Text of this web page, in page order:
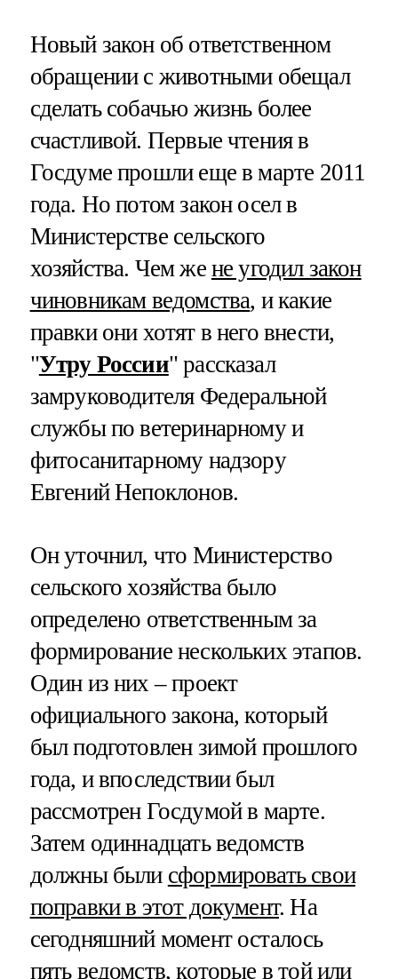
Новый закон об ответственном
обращении с животными обещал
сделать собачью жизнь более
счастливой. Первые чтения в
Госдуме прошли еще в марте 2011
года. Но потом закон осел в
Министерстве сельского
хозяйства. Чем же не угодил закон
чиновникам ведомства, и какие
правки они хотят в него внести,
"Утру России" рассказал
замруководителя Федеральной
службы по ветеринарному и
фитосанитарному надзору
Евгений Непоклонов.
Он уточнил, что Министерство
сельского хозяйства было
определено ответственным за
формирование нескольких этапов.
Один из них – проект
официального закона, который
был подготовлен зимой прошлого
года, и впоследствии был
рассмотрен Госдумой в марте.
Затем одиннадцать ведомств
должны были сформировать свои
поправки в этот документ. На
сегодняшний момент осталось
пять ведомств, которые в той или